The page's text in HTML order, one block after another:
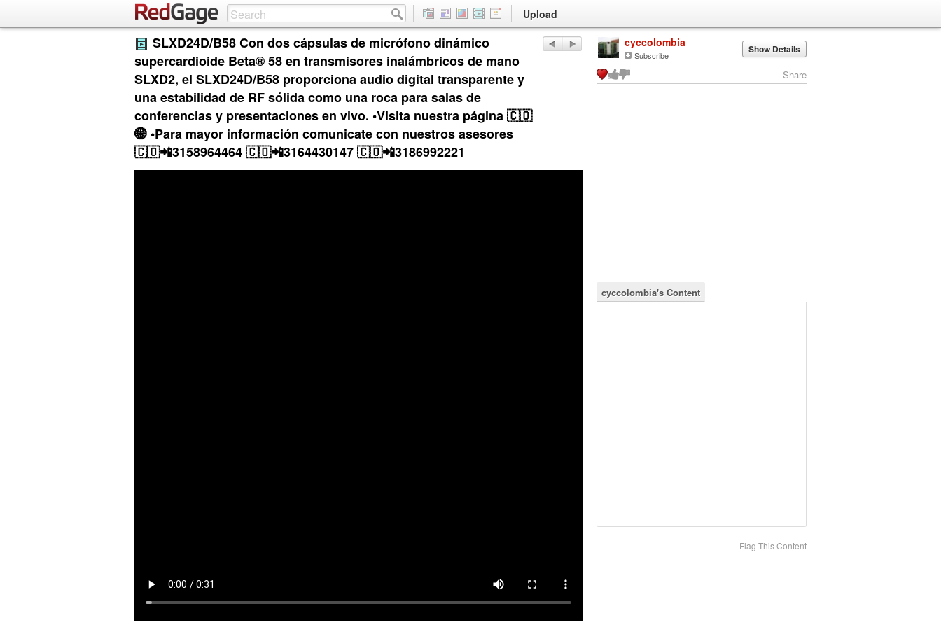
Upload
SLXD24D/B58 Con dos cápsulas de micrófono dinámico
supercardioide Beta® 58 en transmisores inalámbricos de mano
SLXD2, el SLXD24D/B58 proporciona audio digital transparente y
una estabilidad de RF sólida como una roca para salas de
conferencias y presentaciones en vivo. •Visita nuestra página 🇨🇴
🌐 •Para mayor información comunicate con nuestros asesores
🇨🇴📲3158964464 🇨🇴📲3164430147 🇨🇴📲3186992221
cyccolombia
Subscribe Show Details
Share
cyccolombia's Content
Flag This Content